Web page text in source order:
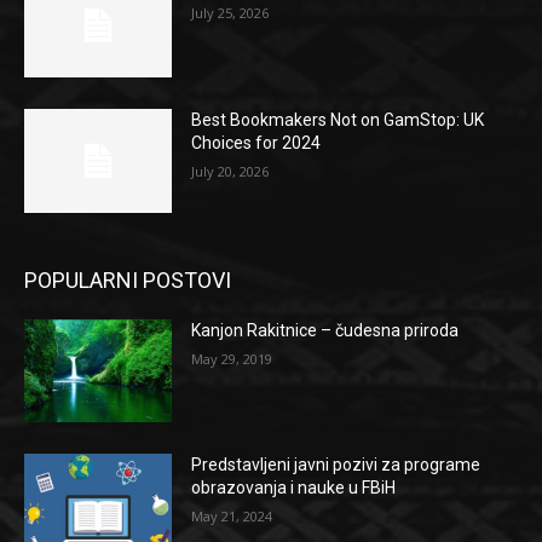
July 25, 2026
Best Bookmakers Not on GamStop: UK
Choices for 2024
July 20, 2026
POPULARNI POSTOVI
Kanjon Rakitnice – čudesna priroda
May 29, 2019
Predstavljeni javni pozivi za programe
obrazovanja i nauke u FBiH
May 21, 2024